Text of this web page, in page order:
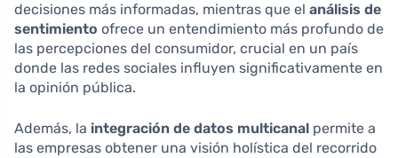
decisiones más informadas, mientras que el análisis de
sentimiento ofrece un entendimiento más profundo de
las percepciones del consumidor, crucial en un país
donde las redes sociales influyen significativamente en
la opinión pública.
Además, la integración de datos multicanal permite a
las empresas obtener una visión holística del recorrido